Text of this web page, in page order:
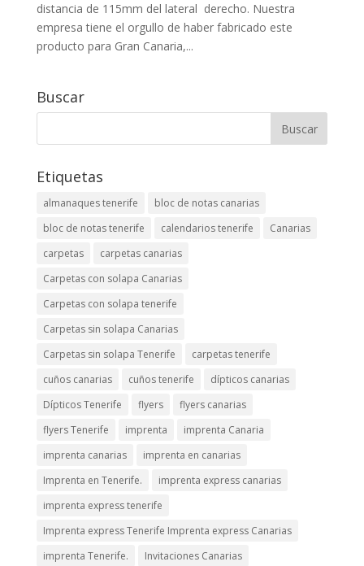
distancia de 115mm del lateral derecho. Nuestra
empresa tiene el orgullo de haber fabricado este
producto para Gran Canaria,...
Buscar
Etiquetas
almanaques tenerife
bloc de notas canarias
bloc de notas tenerife
calendarios tenerife
Canarias
carpetas
carpetas canarias
Carpetas con solapa Canarias
Carpetas con solapa tenerife
Carpetas sin solapa Canarias
Carpetas sin solapa Tenerife
carpetas tenerife
cuños canarias
cuños tenerife
dípticos canarias
Dípticos Tenerife
flyers
flyers canarias
flyers Tenerife
imprenta
imprenta Canaria
imprenta canarias
imprenta en canarias
Imprenta en Tenerife.
imprenta express canarias
imprenta express tenerife
Imprenta express Tenerife Imprenta express Canarias
imprenta Tenerife.
Invitaciones Canarias